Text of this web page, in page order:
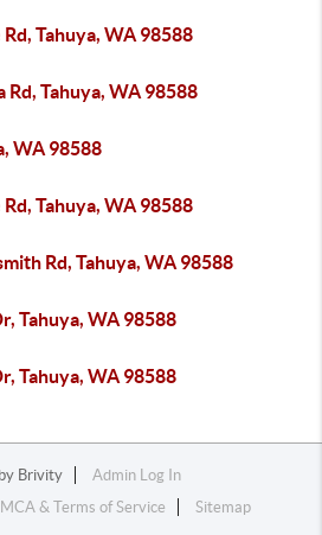
Tahuya, WA 98588
Rd, Tahuya, WA 98588
WA 98588
Tahuya, WA 98588
Rd, Tahuya, WA 98588
Tahuya, WA 98588
Tahuya, WA 98588
Brivity
Admin Log In
& Terms of Service Sitemap